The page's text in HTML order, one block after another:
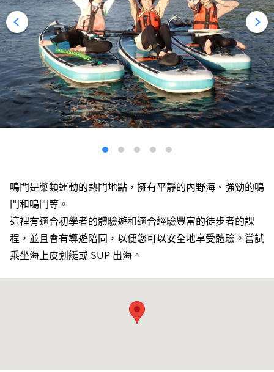
鳴門是槳類運動的熱門地點，擁有平靜的內野海、強勁的鳴
門和鳴門等。
這裡有適合初學者的體驗遊和適合經驗豐富的徒步者的課
程，並且會有導遊陪同，以便您可以安全地享受體驗。嘗試
乘坐海上皮划艇或 SUP 出海。